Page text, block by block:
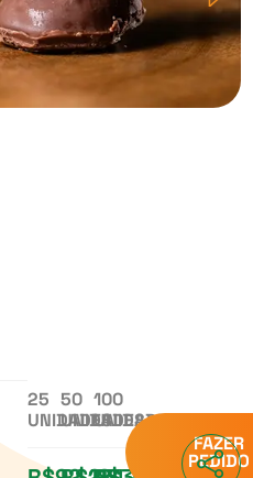
25
UNIDADES
50
UNIDADES
100
UNIDADES
FAZER
PEDIDO